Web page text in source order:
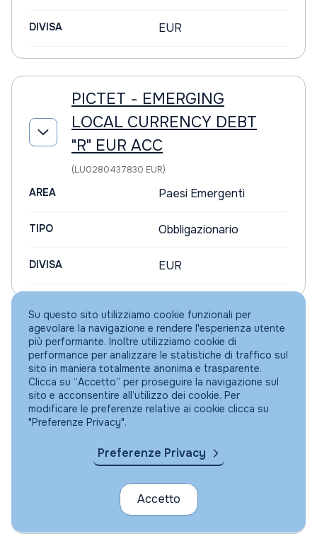
DIVISA EUR
PICTET - EMERGING
LOCAL CURRENCY DEBT
"R" EUR ACC
(LU0280437830 EUR)
AREA Paesi Emergenti
TIPO Obbligazionario
DIVISA EUR
PICTET - EMERGING
LOCAL CURRENCY DEBT
"R" EUR DIST.MENSILE
(LU0785307660 EUR)
AREA
Obbligazionario
EUR
Su questo sito utilizziamo cookie funzionali per
agevolare la navigazione e rendere l'esperienza utente
più performante. Inoltre utilizziamo cookie di
performance per analizzare le statistiche di traffico sul
sito in maniera totalmente anonima e trasparente.
Clicca su “Accetto” per proseguire la navigazione sul
sito e acconsentire all’utilizzo dei cookie. Per
modificare le preferenze relative ai cookie clicca su
"Preferenze Privacy".
Preferenze Privacy
Accetto